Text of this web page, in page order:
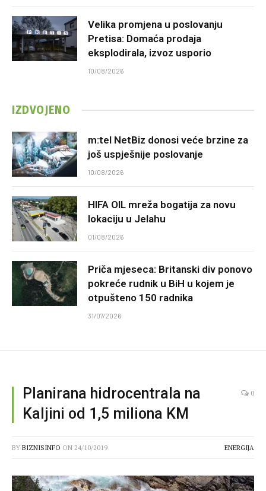
Velika promjena u poslovanju
Pretisa: Domaća prodaja
eksplodirala, izvoz usporio
10/08/2026
IZDVOJENO
m:tel NetBiz donosi veće brzine za
još uspješnije poslovanje
10/08/2026
HIFA OIL mreža bogatija za novu
lokaciju u Jelahu
01/08/2026
Priča mjeseca: Britanski div ponovo
pokreće rudnik u BiH u kojem je
otpušteno 150 radnika
31/07/2026
Planirana hidrocentrala na
Kaljini od 1,5 miliona KM
0
BY BIZNISINFO ON 24/10/2019 ENERGIJA